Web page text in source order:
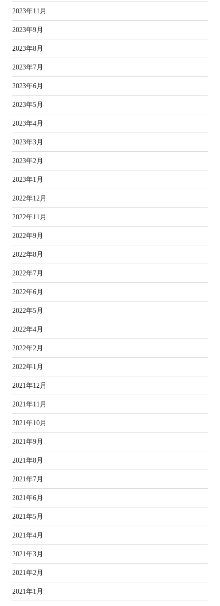
2023年11月
2023年9月
2023年8月
2023年7月
2023年6月
2023年5月
2023年4月
2023年3月
2023年2月
2023年1月
2022年12月
2022年11月
2022年9月
2022年8月
2022年7月
2022年6月
2022年5月
2022年4月
2022年2月
2022年1月
2021年12月
2021年11月
2021年10月
2021年9月
2021年8月
2021年7月
2021年6月
2021年5月
2021年4月
2021年3月
2021年2月
2021年1月